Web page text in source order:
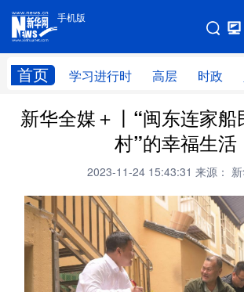
手机版
首页 学习进行时 高层 时政
手机版
网站地图
学习进行时 高层 时政
财经 网评
科技 量子
文化 书画 健康
访谈 视频 图片
新华全媒＋丨“闽东连家船
村”的幸福生活
2023-11-24 15:43:31 来源： 新